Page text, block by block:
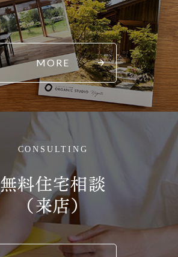
MORE
CONSULTING
無料住宅相談
（来店）